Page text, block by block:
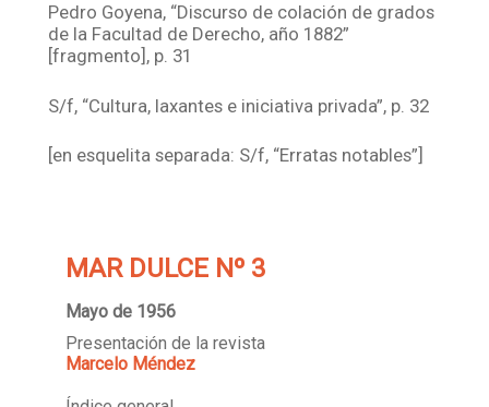
Pedro Goyena, “Discurso de colación de grados
de la Facultad de Derecho, año 1882”
[fragmento], p. 31
S/f, “Cultura, laxantes e iniciativa privada”, p. 32
[en esquelita separada: S/f, “Erratas notables”]
MAR DULCE Nº 3
Mayo de 1956
Presentación de la revista
Marcelo Méndez